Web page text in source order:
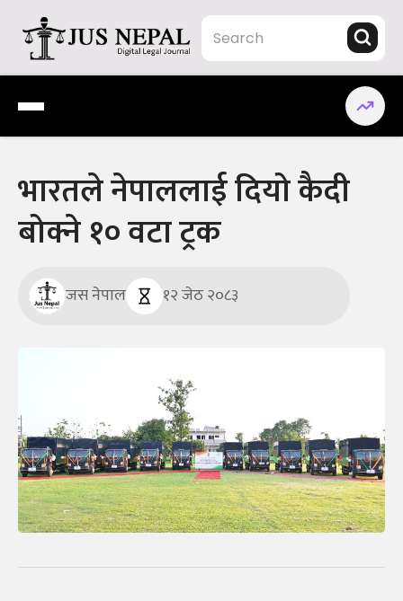
content
Jus Nepal | www.jusnepal.com
Digital Legal Journal
भारतले नेपाललाई दियो कैदी
बोक्ने १० वटा ट्रक
जस नेपाल १२ जेठ २०८३